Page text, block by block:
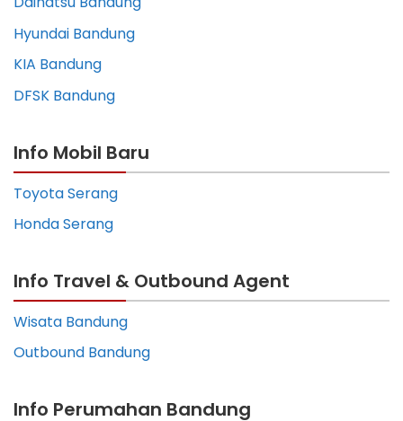
Hyundai Bandung
KIA Bandung
DFSK Bandung
Info Mobil Baru
Toyota Serang
Honda Serang
Info Travel & Outbound Agent
Wisata Bandung
Outbound Bandung
Info Perumahan Bandung